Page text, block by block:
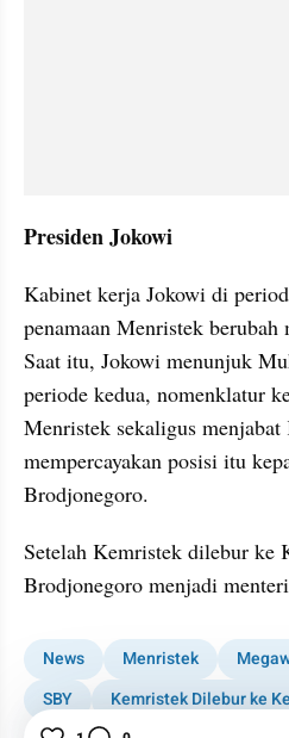
Presiden Jokowi
Kabinet kerja Jokowi di
penamaan Menristek
Saat itu, Jokowi menunjuk
periode kedua, nomenklatur
Menristek sekaligus
mempercayakan posisi itu
Brodjonegoro.
Setelah Kemristek dilebur ke
Brodjonegoro menjadi
News Menristek
SBY
Kemristek Dilebur ke